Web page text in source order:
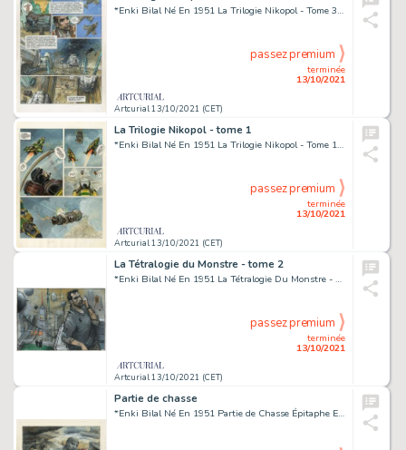
*Enki Bilal Né En 1951 La Trilogie Nikopol - Tome 3 Froid Équateur Encre de Chine, Gouache Et Crayon Pour La Planche 10 de...
Artcurial 13/10/2021 (CET)
terminée
13/10/2021
passez premium
La Trilogie Nikopol - tome 1
*Enki Bilal Né En 1951 La Trilogie Nikopol - Tome 1 La Foire Aux Immortels Encre de Chine, Gouache Et Crayon Pour La Planch...
Artcurial 13/10/2021 (CET)
terminée
13/10/2021
passez premium
La Tétralogie du Monstre - tome 2
*Enki Bilal Né En 1951 La Tétralogie Du Monstre - Tome 2 32 Décembre Encre de Chine, Acrylique, Pastel Et Crayon Pour La Ca...
Artcurial 13/10/2021 (CET)
terminée
13/10/2021
passez premium
Partie de chasse
*Enki Bilal Né En 1951 Partie de Chasse Épitaphe Encre de Chine, Gouache Et Crayon Pour Un Dessin Réalisé En 1990 Pour Illu...